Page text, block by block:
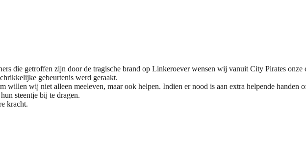
die getroffen zijn door de tragische brand op Linkeroever wensen wij vanuit City Pirates onze
gebeurtenis werd geraakt.
wij niet alleen meeleven, maar ook helpen. Indien er nood is aan extra helpende handen
steentje bij te dragen.
kracht.